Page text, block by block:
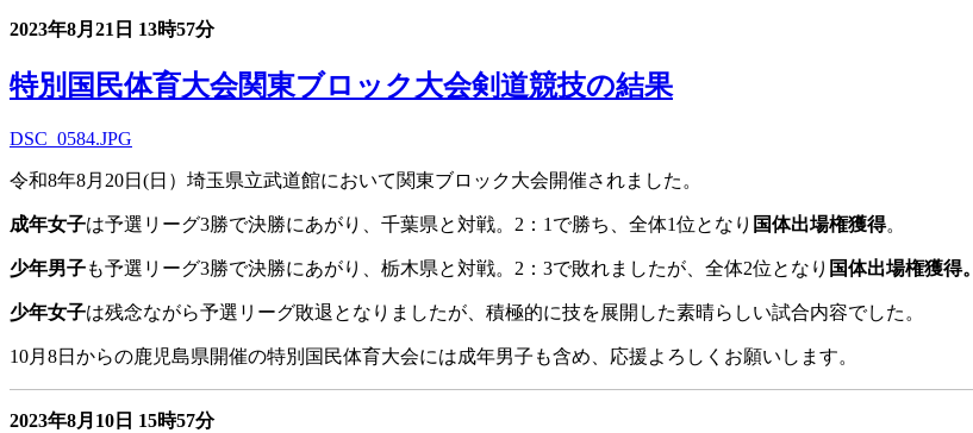
2023年8月21日 13時57分
特別国民体育大会関東ブロック大会剣道競技の結果
DSC_0584.JPG
令和8年8月20日(日）埼玉県立武道館において関東ブロック大会開催されました。
成年女子は予選リーグ3勝で決勝にあがり、千葉県と対戦。2：1で勝ち、全体1位となり 国体出場権獲得。
少年男子も予選リーグ3勝で決勝にあがり、栃木県と対戦。2：3で敗れましたが、全体2位となり 国体出場権獲得。
少年女子は残念ながら予選リーグ敗退となりましたが、積極的に技を展開した素晴らしい試合内容でした。
10月8日からの鹿児島県開催の特別国民体育大会には成年男子も含め、応援よろしくお願いします。
2023年8月10日 15時57分